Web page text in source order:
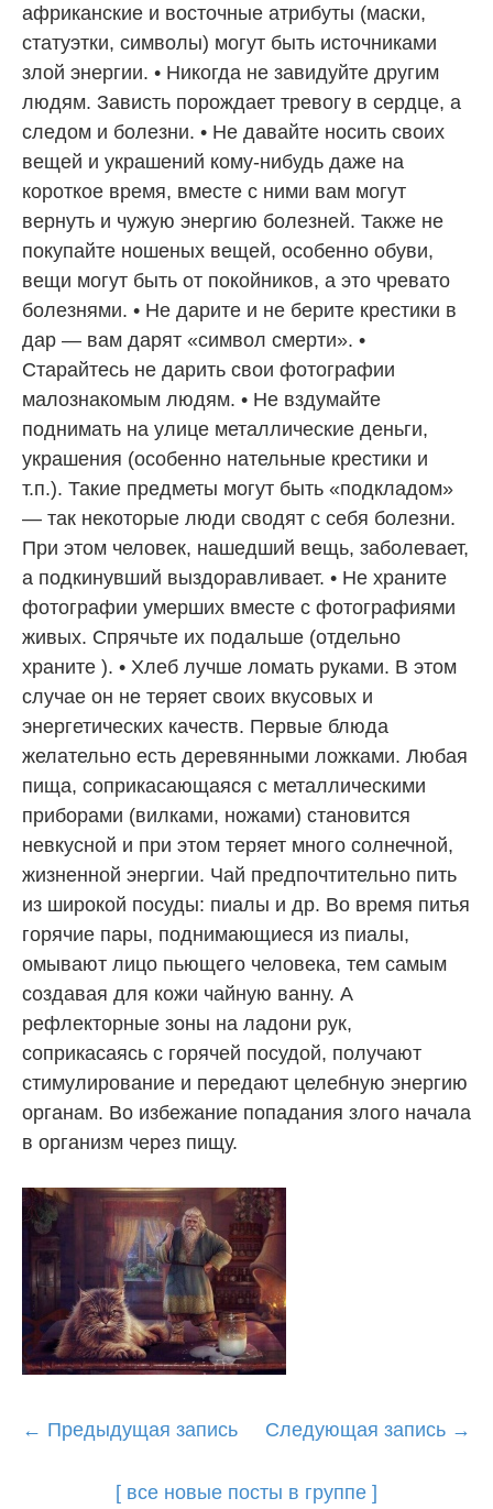
африканские и восточные атрибуты (маски,
статуэтки, символы) могут быть источниками
злой энергии. • Никогда не завидуйте другим
людям. Зависть порождает тревогу в сердце, а
следом и болезни. • Не давайте носить своих
вещей и украшений кому-нибудь даже на
короткое время, вместе с ними вам могут
вернуть и чужую энергию болезней. Также не
покупайте ношеных вещей, особенно обуви,
вещи могут быть от покойников, а это чревато
болезнями. • Не дарите и не берите крестики в
дар — вам дарят «символ смерти». •
Старайтесь не дарить свои фотографии
малознакомым людям. • Не вздумайте
поднимать на улице металлические деньги,
украшения (особенно нательные крестики и
т.п.). Такие предметы могут быть «подкладом»
— так некоторые люди сводят с себя болезни.
При этом человек, нашедший вещь, заболевает,
а подкинувший выздоравливает. • Не храните
фотографии умерших вместе с фотографиями
живых. Спрячьте их подальше (отдельно
храните ). • Хлеб лучше ломать руками. В этом
случае он не теряет своих вкусовых и
энергетических качеств. Первые блюда
желательно есть деревянными ложками. Любая
пища, соприкасающаяся с металлическими
приборами (вилками, ножами) становится
невкусной и при этом теряет много солнечной,
жизненной энергии. Чай предпочтительно пить
из широкой посуды: пиалы и др. Во время питья
горячие пары, поднимающиеся из пиалы,
омывают лицо пьющего человека, тем самым
создавая для кожи чайную ванну. А
рефлекторные зоны на ладони рук,
соприкасаясь с горячей посудой, получают
стимулирование и передают целебную энергию
органам. Во избежание попадания злого начала
в организм через пищу.
Post
← Предыдущая запись Следующая запись →
[ все новые посты в группе ]